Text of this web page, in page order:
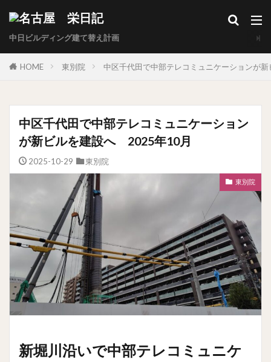
中日ビルディング建て替え計画
HOME 東別院 中区千代田で中部テレコミュニケーションが
中区千代田で中部テレコミュニケーション
が新ビルを建設へ 2025年10月
2025-10-29 東別院
東別院
新堀川沿いで中部テレコミュニケ